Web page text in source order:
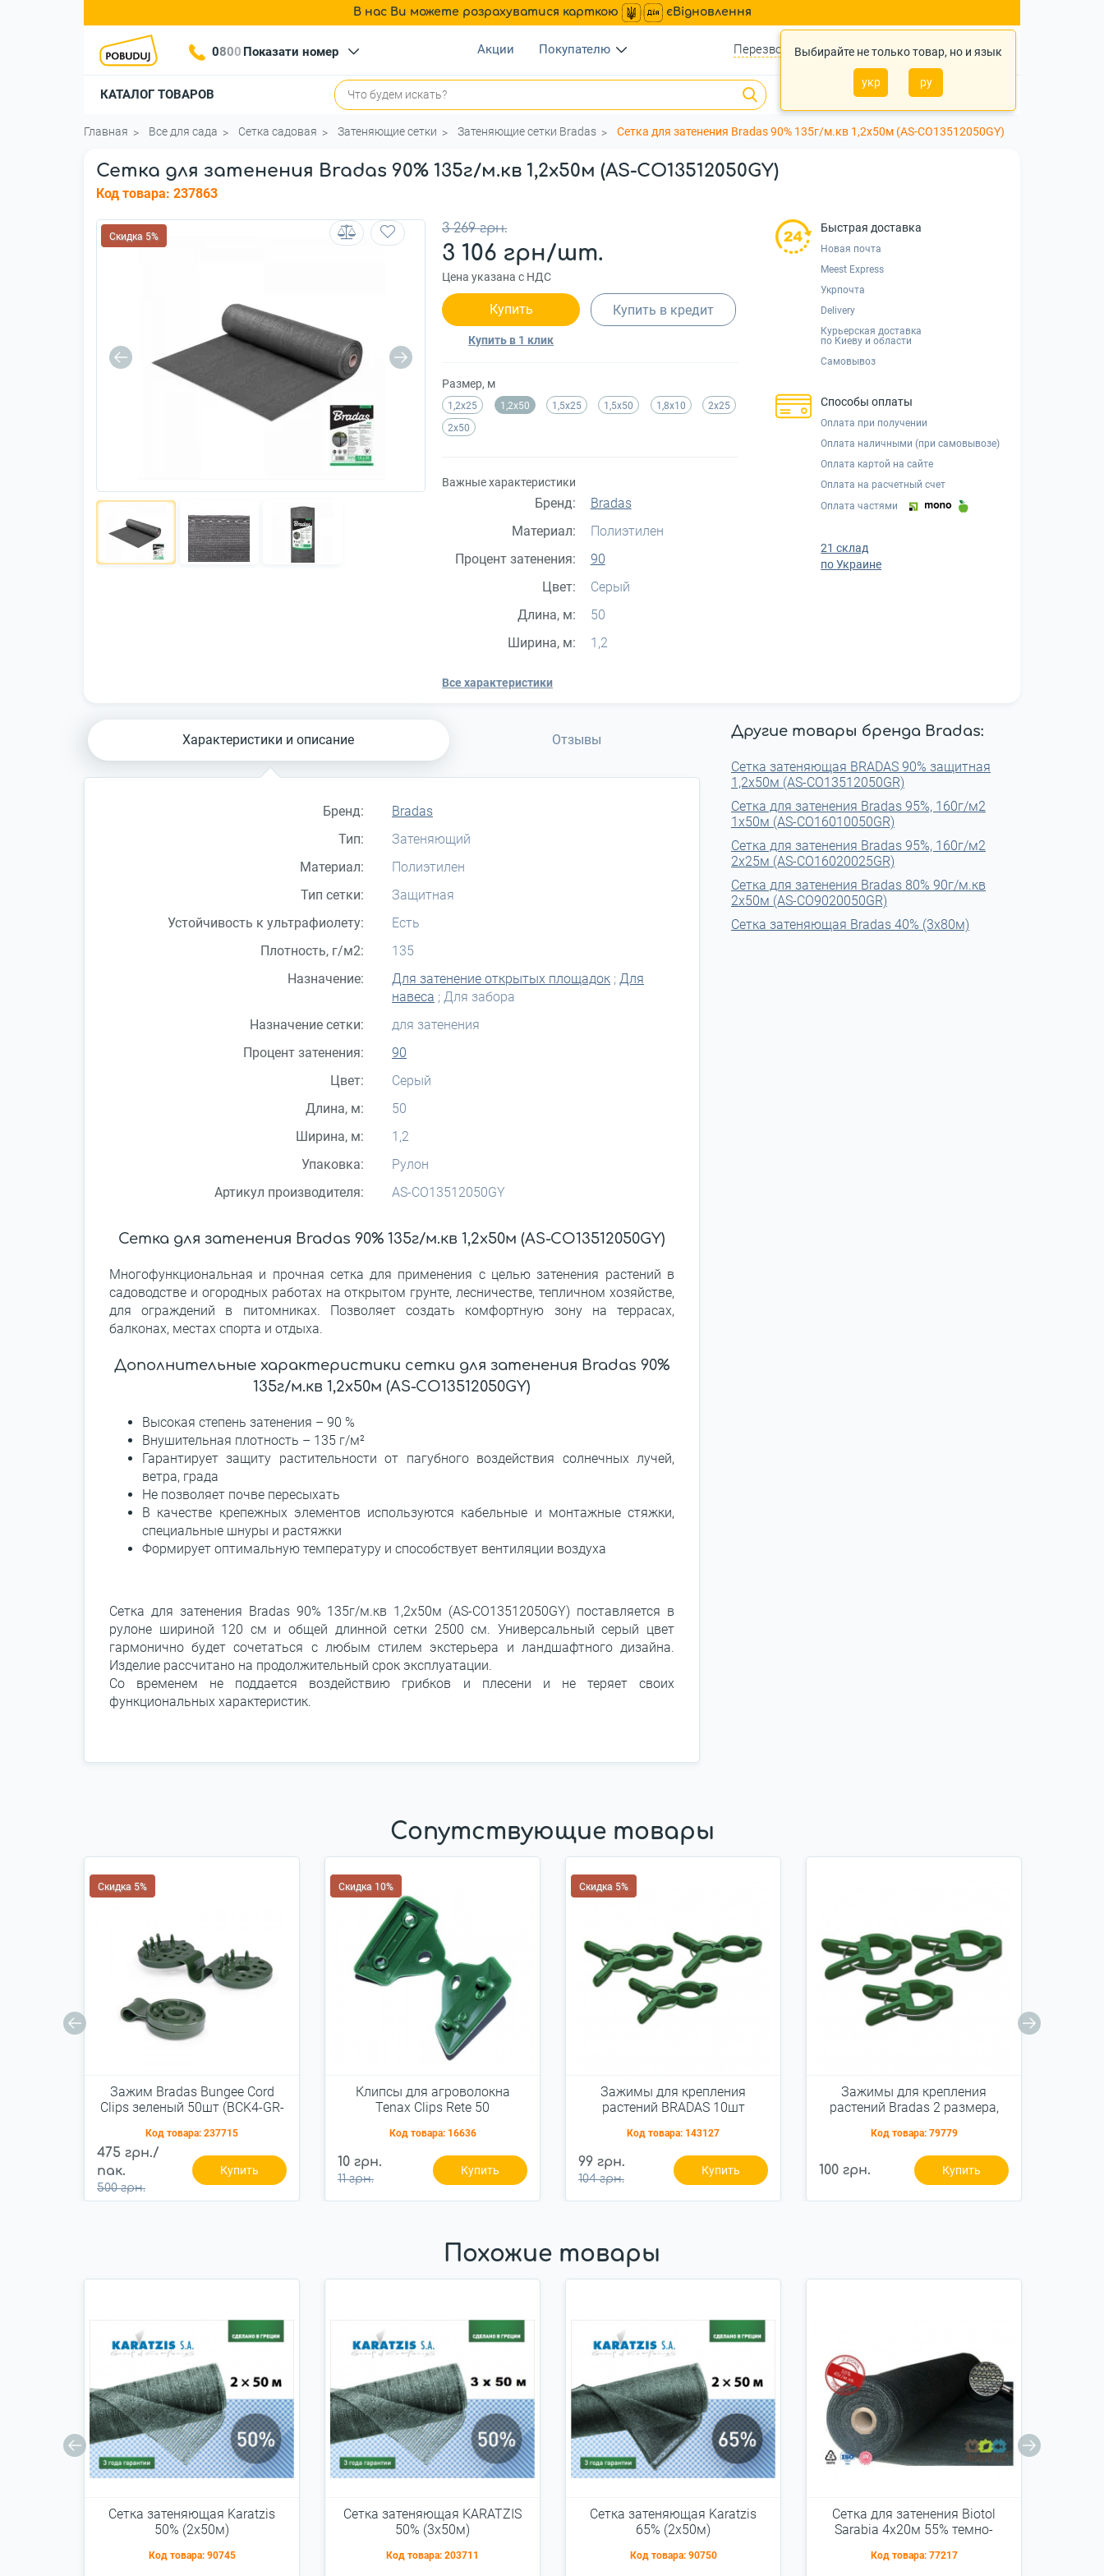
В нас Ви можете розрахуватися карткою єВідновлення
Выбирайте не только товар, но и язык
укр ру
0800 Показати номер Акции Покупателю Перезвонить? Войти Укр Ру
КАТАЛОГ ТОВАРОВ 0
Главная Все для сада Сетка садовая Затеняющие сетки Затеняющие сетки Bradas Сетка для затенения Bradas 90% 135г/м.кв 1,2х50м (AS-CO13512050GY)
Сетка для затенения Bradas 90% 135г/м.кв 1,2х50м (AS-CO13512050GY)
Код товара: 237863
Скидка 5%
3 269 грн.
3 106 грн/шт.
Цена указана с НДС
Купить
Купить в 1 клик
Купить в кредит
Размер, м
1,2х25 1,2х50 1,5х25 1,5x50 1,8x10
2х25
2х50
Важные характеристики
Бренд:
Bradas
Материал:
Полиэтилен
Процент затенения:
90
Цвет:
Серый
Длина, м:
50
Ширина, м:
1,2
Все характеристики
Быстрая доставка
Новая почта
Meest Express
Укрпочта
Delivery
Курьерская доставка
по Киеву и области
Самовывоз
Способы оплаты
Оплата при получении
Оплата наличными (при самовывозе)
Оплата картой на сайте
Оплата на расчетный счет
Оплата частями
21 склад
по Украине
Характеристики и описание Отзывы
Бренд:
Bradas
Тип:
Затеняющий
Материал:
Полиэтилен
Тип сетки:
Защитная
Устойчивость к ультрафиолету:
Есть
Плотность, г/м2:
135
Назначение:
Для затенение открытых площадок ; Для
навеса ; Для забора
Назначение сетки:
для затенения
Процент затенения:
90
Цвет:
Серый
Длина, м:
50
Ширина, м:
1,2
Упаковка:
Рулон
Артикул производителя:
AS-CO13512050GY
Сетка для затенения Bradas 90% 135г/м.кв 1,2х50м (AS-CO13512050GY)
Многофункциональная и прочная сетка для применения с целью затенения растений в
садоводстве и огородных работах на открытом грунте, лесничестве, тепличном хозяйстве,
для ограждений в питомниках. Позволяет создать комфортную зону на террасах,
балконах, местах спорта и отдыха.
Дополнительные характеристики сетки для затенения Bradas 90%
135г/м.кв 1,2х50м (AS-CO13512050GY)
Высокая степень затенения – 90 %
Внушительная плотность – 135 г/м²
Гарантирует защиту растительности от пагубного воздействия солнечных лучей,
ветра, града
Не позволяет почве пересыхать
В качестве крепежных элементов используются кабельные и монтажные стяжки,
специальные шнуры и растяжки
Формирует оптимальную температуру и способствует вентиляции воздуха
Сетка для затенения Bradas 90% 135г/м.кв 1,2х50м (AS-CO13512050GY) поставляется в
рулоне шириной 120 см и общей длинной сетки 2500 см. Универсальный серый цвет
гармонично будет сочетаться с любым стилем экстерьера и ландшафтного дизайна.
Изделие рассчитано на продолжительный срок эксплуатации.
Со временем не поддается воздействию грибков и плесени и не теряет своих
функциональных характеристик.
Другие товары бренда Bradas:
Сетка затеняющая BRADAS 90% защитная
1,2x50м (AS-CO13512050GR)
Сетка для затенения Bradas 95%, 160г/м2
1х50м (AS-CO16010050GR)
Сетка для затенения Bradas 95%, 160г/м2
2х25м (AS-CO16020025GR)
Сетка для затенения Bradas 80% 90г/м.кв
2х50м (AS-CO9020050GR)
Сетка затеняющая Bradas 40% (3x80м)
Сопутствующие товары
Скидка 5%
Зажим Bradas Bungee Cord
Clips зеленый 50шт (BCK4-GR-
Код товара: 237715
475 грн./
пак.
500 грн.
Купить
Скидка 10%
Клипсы для агроволокна
Tenax Clips Rete 50
Код товара: 16636
10 грн.
11 грн.
Купить
Скидка 5%
Зажимы для крепления
растений BRADAS 10шт
Код товара: 143127
99 грн.
104 грн.
Купить
Зажимы для крепления
растений Bradas 2 размера,
Код товара: 79779
100 грн. Купить
Похожие товары
Cетка затеняющая Karatzis
50% (2х50м)
Код товара: 90745
Cетка затеняющая KARATZIS
50% (3x50м)
Код товара: 203711
Cетка затеняющая Karatzis
65% (2х50м)
Код товара: 90750
Сетка для затенения Biotol
Sarabia 4x20м 55% темно-
Код товара: 77217